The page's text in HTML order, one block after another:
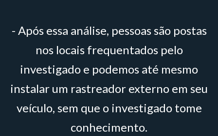
- Após essa análise, pessoas são postas
nos locais frequentados pelo
investigado e podemos até mesmo
instalar um rastreador externo em seu
veículo, sem que o investigado tome
conhecimento.